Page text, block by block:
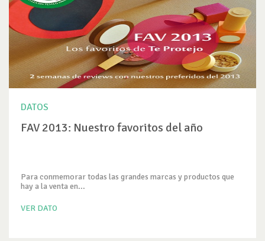
DATOS
FAV 2013: Nuestro favoritos del año
Para conmemorar todas las grandes marcas y productos que
hay a la venta en...
VER DATO